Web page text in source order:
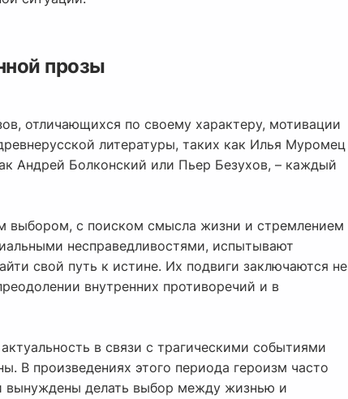
прозы
отличающихся по своему характеру, мотивации
литературы, таких как Илья Муромец
Андрей Болконский или Пьер Безухов, – каждый
выбором, с поиском смысла жизни и стремлением
несправедливостями, испытывают
свой путь к истине. Их подвиги заключаются не
внутренних противоречий и в
в связи с трагическими событиями
В произведениях этого периода героизм часто
вынуждены делать выбор между жизнью и